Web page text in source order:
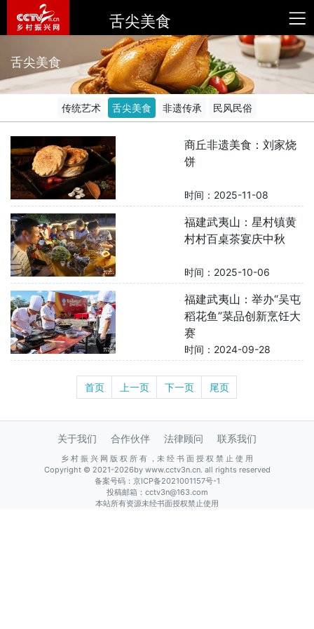
舌尖美食
舌尖美食
传统艺术 舌尖美食 非遗传承 民风民俗
商丘非遗美食：刘家烧
饼
时间：2025-11-08
福建武夷山：星村镇黄
村村百桌茶宴庆中秋
时间：2025-10-06
福建武夷山：举办“吴屯
稻花鱼”菜品创新烹饪大
赛
时间：2024-09-28
首页 上一页 下一页 尾页
关于我们 合作伙伴 法律顾问 联系我们
乡 村 振 兴 网 版 权 所 有 ，未 经 书 面 授 权 禁 止 使 用
Copyright © 2021-2026by www.cctv3n.cn. all rights reserved
备案号码： 京ICP备2021001157号-1
投稿邮箱：cctv3n@163.com
本站所有资源未经书面授权禁止使用